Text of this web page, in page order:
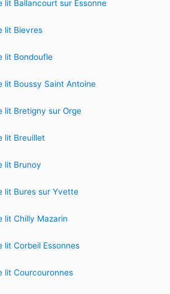
lit Ballancourt sur Essonne
lit Bievres
lit Bondoufle
lit Boussy Saint Antoine
lit Bretigny sur Orge
lit Breuillet
lit Brunoy
lit Bures sur Yvette
lit Chilly Mazarin
lit Corbeil Essonnes
lit Courcouronnes